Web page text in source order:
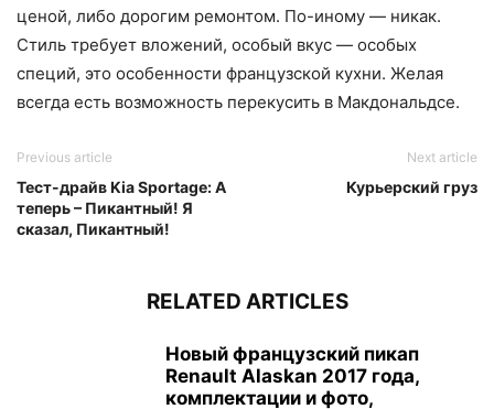
ценой, либо дорогим ремонтом. По-иному — никак.
Стиль требует вложений, особый вкус — особых
специй, это особенности французской кухни. Желая
всегда есть возможность перекусить в Макдональдсе.
Previous article
Тест-драйв Kia Sportage: А
теперь – Пикантный! Я
сказал, Пикантный!
Next article
Курьерский груз
RELATED ARTICLES
Новый французский пикап
Renault Alaskan 2017 года,
комплектации и фото,